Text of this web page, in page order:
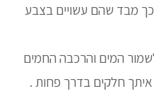
כך מבד שהם עשויים בצבע
המים והרכבה החמים
איתך חלקים בדרך פחות .